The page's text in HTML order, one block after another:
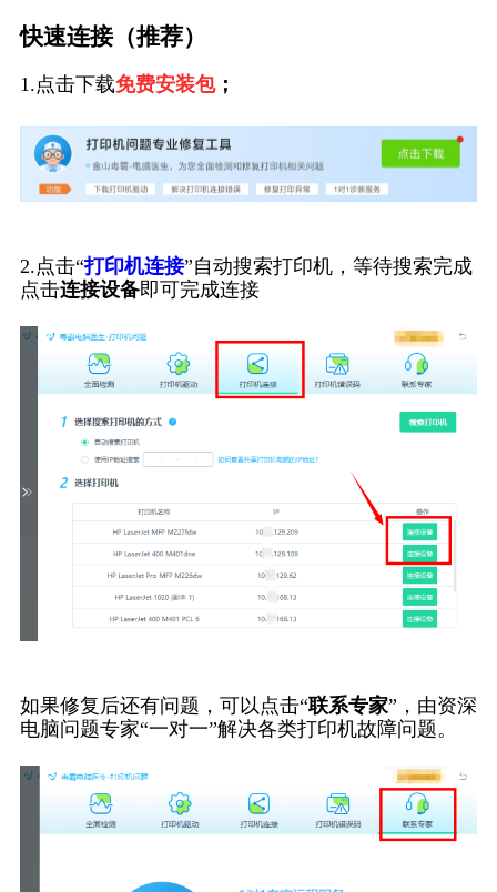
快速连接（推荐）
1.点击下载免费安装包；
2.点击“打印机连接”自动搜索打印机，等待搜索完成
点击连接设备即可完成连接
如果修复后还有问题，可以点击“联系专家”，由资深
电脑问题专家“一对一”解决各类打印机故障问题。